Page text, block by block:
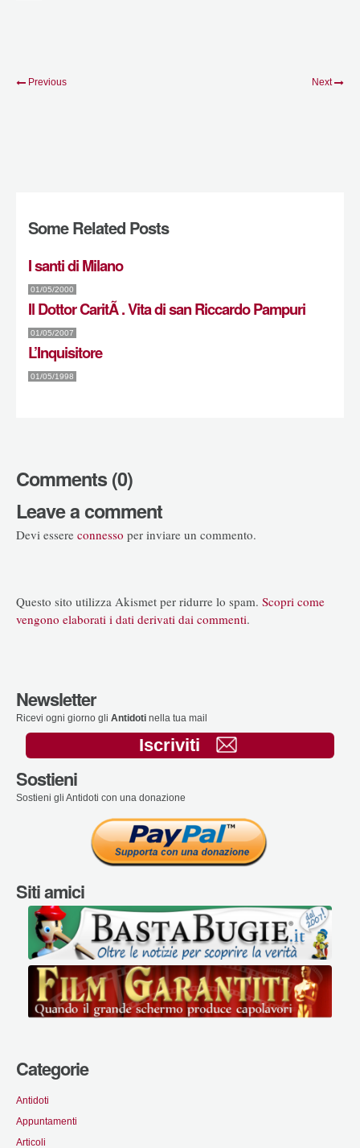
Previous Next
Some Related Posts
I santi di Milano
01/05/2000
Il Dottor CaritÃ . Vita di san Riccardo Pampuri
01/05/2007
L’Inquisitore
01/05/1998
Comments (0)
Leave a comment
Devi essere connesso per inviare un commento.
Questo sito utilizza Akismet per ridurre lo spam. Scopri come
vengono elaborati i dati derivati dai commenti.
Newsletter
Ricevi ogni giorno gli Antidoti nella tua mail
Iscriviti
Sostieni
Sostieni gli Antidoti con una donazione
Siti amici
Categorie
Antidoti
Appuntamenti
Articoli